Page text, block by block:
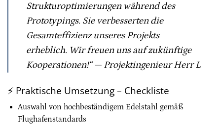
Strukturoptimierungen während des
Prototypings. Sie verbesserten die
Gesamteffizienz unseres Projekts
erheblich. Wir freuen uns auf zukünftige
Kooperationen!“— Projektingenieur Herr L
⚡ Praktische Umsetzung – Checkliste
Auswahl von hochbeständigem Edelstahl gemäß
Flughafenstandards